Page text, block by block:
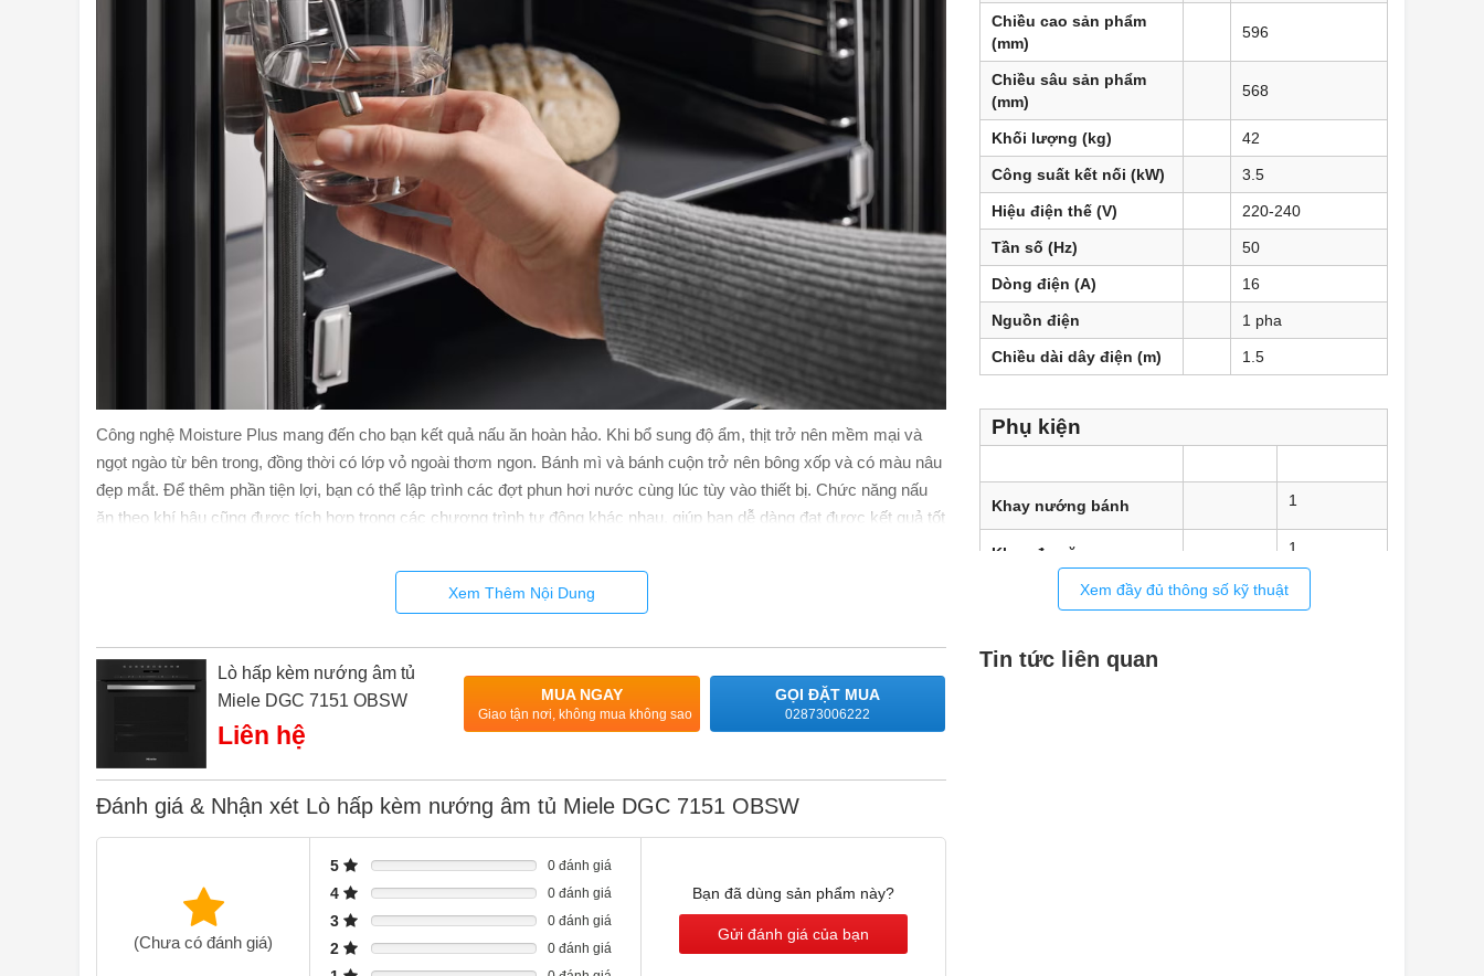
Công nghệ Moisture Plus mang đến cho bạn kết quả nấu ăn hoàn hảo. Khi bổ sung độ ẩm, thịt trở nên mềm mại và
ngọt ngào từ bên trong, đồng thời có lớp vỏ ngoài thơm ngon. Bánh mì và bánh cuộn trở nên bông xốp và có màu nâu
đẹp mắt. Để thêm phần tiện lợi, bạn có thể lập trình các đợt phun hơi nước cùng lúc tùy vào thiết bị. Chức năng nấu
ăn theo khí hậu cũng được tích hợp trong các chương trình tự động khác nhau, giúp bạn dễ dàng đạt được kết quả tốt
Kết nối thiết bị gia dụng với Miele@home
Làm cho cuộc sống của bạn trở nên thông minh: nhờ Miele@home, bạn có thể kết nối mạng các thiết bị gia dụng của
mình một cách khéo léo – để có thêm nhiều lựa chọn.
Xem Thêm Nội Dung
Lò hấp kèm nướng âm tủ
Miele DGC 7151 OBSW
Liên hệ
MUA NGAY
Giao tận nơi, không mua không sao
GỌI ĐẶT MUA
02873006222
Đánh giá & Nhận xét Lò hấp kèm nướng âm tủ Miele DGC 7151 OBSW
(Chưa có đánh giá)
5 0 đánh giá
4 0 đánh giá
3 0 đánh giá
2 0 đánh giá
Bạn đã dùng sản phẩm này?
Gửi đánh giá của bạn
Chiều cao sản phẩm
(mm)
596
Chiều sâu sản phẩm
(mm)
568
Khối lượng (kg) 42
Công suất kết nối (kW) 3.5
Hiệu điện thế (V) 220-240
Tần số (Hz) 50
Dòng điện (A) 16
Nguồn điện 1 pha
Chiều dài dây điện (m) 1.5
Phụ kiện
Khay nướng bánh 1
Khay đa năng 1
Khay nướng thịt và gà
Khay hấp đục lỗ
Xem đầy đủ thông số kỹ thuật
Tin tức liên quan